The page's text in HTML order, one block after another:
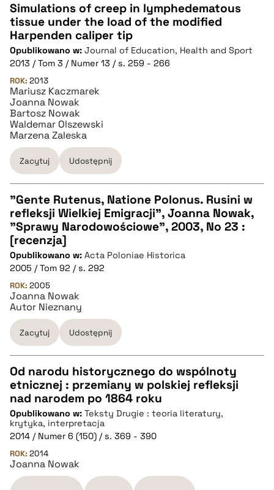
CZYSTY TEKST
pobierz cytat
BIBTEX
pobierz cytat
Simulations of creep in lymphedematous
tissue under the load of the modified
Harpenden caliper tip
Opublikowano w: Journal of Education, Health and Sport
2013 / Tom 3 / Numer 13 / s. 259 - 266
ROK: 2013
Mariusz Kaczmarek
Joanna Nowak
Bartosz Nowak
Waldemar Olszewski
Marzena Zaleska
Zacytuj Udostępnij
CZYSTY TEKST
pobierz cytat
BIBTEX
pobierz cytat
"Gente Rutenus, Natione Polonus. Rusini w
refleksji Wielkiej Emigracji", Joanna Nowak,
"Sprawy Narodowościowe", 2003, No 23 :
[recenzja]
Opublikowano w: Acta Poloniae Historica
2005 / Tom 92 / s. 292
ROK: 2005
Joanna Nowak
Autor Nieznany
Zacytuj Udostępnij
CZYSTY TEKST
pobierz cytat
BIBTEX
Od narodu historycznego do wspólnoty
etnicznej : przemiany w polskiej refleksji
nad narodem po 1864 roku
Opublikowano w: Teksty Drugie : teoria literatury,
krytyka, interpretacja
2014 / Numer 6 (150) / s. 369 - 390
ROK: 2014
Joanna Nowak